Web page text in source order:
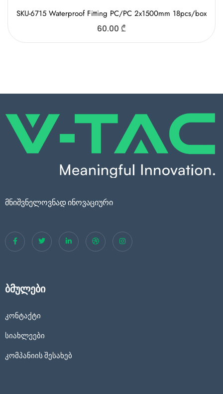
SKU-6715 Waterproof Fitting PC/PC 2x1500mm 18pcs/box
60.00 ₾
მნიშვნელოვნად ინოვაციური
ბმულები
კონტაქტი
სიახლეები
კომპანიის შესახებ